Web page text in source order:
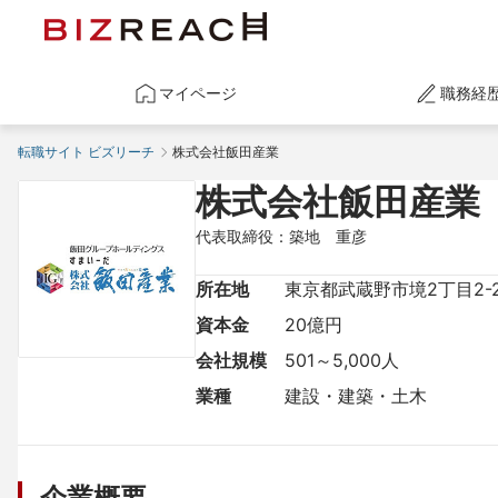
マイページ 職務経
転職サイト ビズリーチ 株式会社飯田産業
株式会社飯田産業
代表取締役：築地　重彦
所在地
東京都武蔵野市境2丁目2-
資本金
20億円
会社規模
501～5,000人
業種
建設・建築・土木